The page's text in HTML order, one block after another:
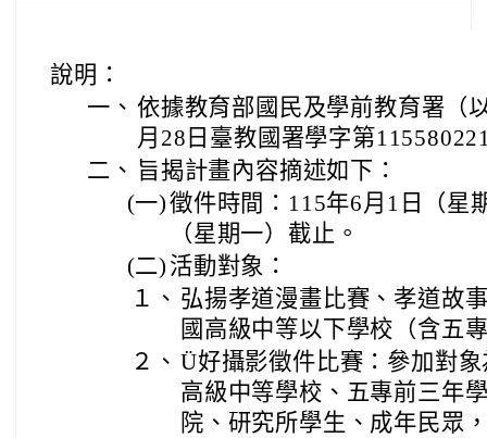
說明：
一、 依據教育部國民及學前教育署（
月28日臺教國署學字第
二、 旨揭計畫內容摘述如下：
(一)徵件時間：115年6月1日（星
（星期一）截止。
(二) 活動對象：
１、 弘揚孝道漫畫比賽、孝道故
國高級中等以下學校（含五
２、 Ü好攝影徵件比賽：參加對
高級中等學校、五專前三年
院、研究所學生、成年民眾